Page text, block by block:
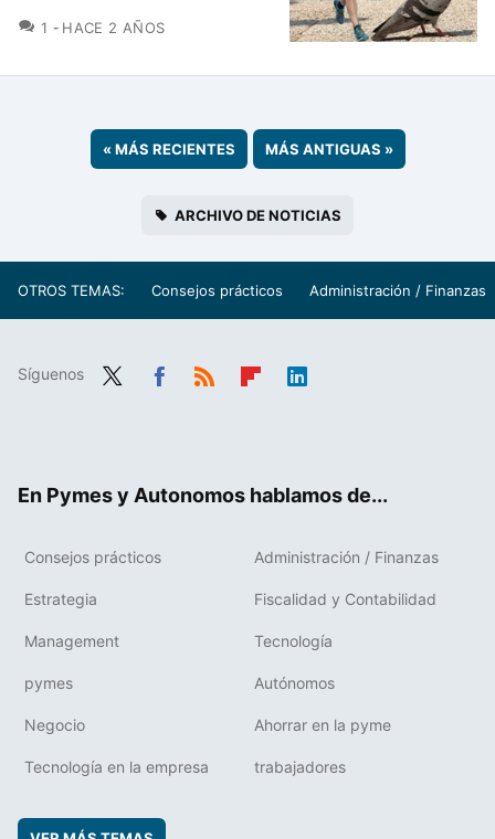
1 COMENTARIOS
HACE 2 AÑOS
«MÁS RECIENTES MÁS ANTIGUAS »
ARCHIVO DE NOTICIAS
OTROS TEMAS: Consejos prácticos Administración / Finanzas
Síguenos
En Pymes y Autonomos hablamos de...
Consejos prácticos Administración / Finanzas
Estrategia Fiscalidad y Contabilidad
Management Tecnología
pymes Autónomos
Negocio Ahorrar en la pyme
Tecnología en la empresa trabajadores